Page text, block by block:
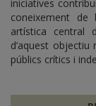
iniciatives
coneixement de
artística central
d’aquest objectiu
públics crítics i